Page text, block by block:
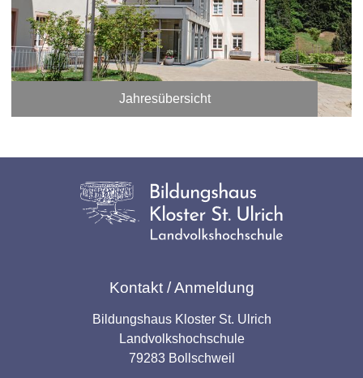
Jahresübersicht
Kontakt / Anmeldung
Bildungshaus Kloster St. Ulrich
Landvolkshochschule
79283 Bollschweil